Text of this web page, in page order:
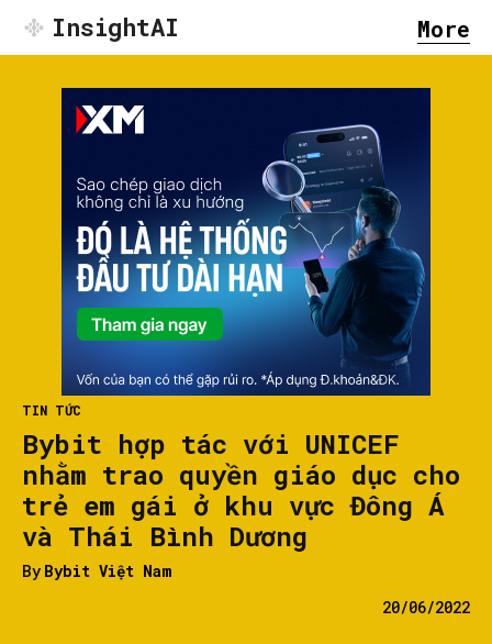
InsightAI More
TIN TỨC
Bybit hợp tác với UNICEF
nhằm trao quyền giáo dục cho
trẻ em gái ở khu vực Đông Á
và Thái Bình Dương
By Bybit Việt Nam
20/06/2022